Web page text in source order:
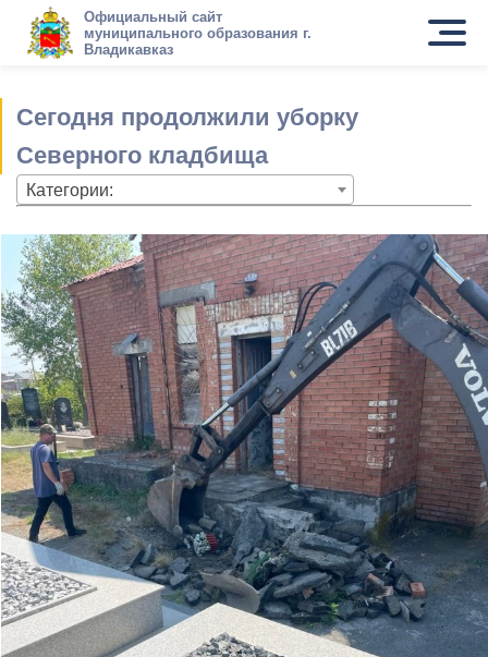
Официальный сайт
муниципального образования г.
Владикавказ
Сегодня продолжили уборку
Северного кладбища
Категории: